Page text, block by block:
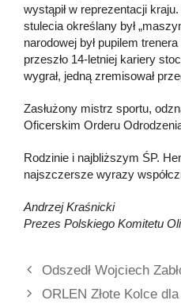
wystąpił w reprezentacji
stulecia określany był
narodowej był pupilem
przeszło 14-letniej kariery
wygrał, jedną zremisował
Zasłużony mistrz sportu,
Oficerskim Orderu
Rodzinie i najbliższym ŚP.
najszczersze wyrazy
Andrzej Kraśnicki
Prezes Polskiego Komitetu
Odszedł Wojciech
ORLEN Złote Kolce